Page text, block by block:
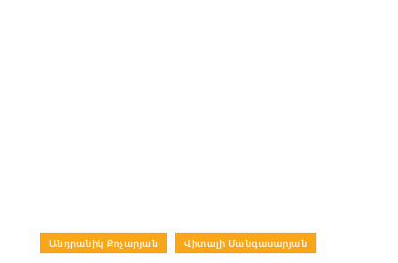
Անդրանիկ Քոչարյան Վիտալի Մանգասարյան